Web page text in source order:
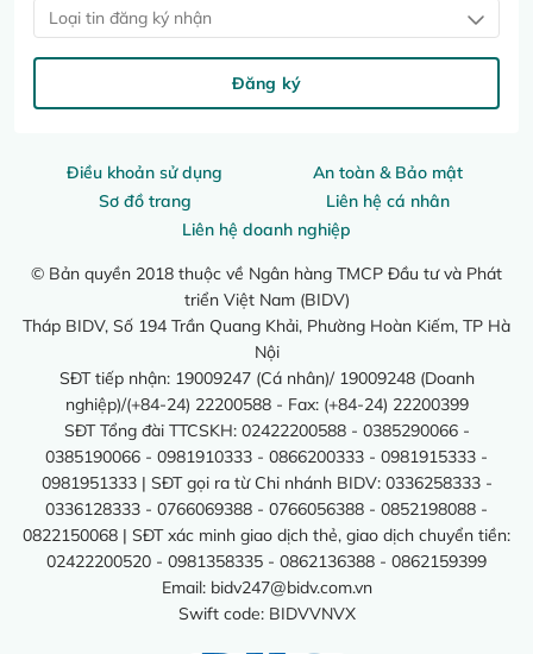
Điều khoản sử dụng
An toàn & Bảo mật
Sơ đồ trang
Liên hệ cá nhân
Liên hệ doanh nghiệp
© Bản quyền 2018 thuộc về Ngân hàng TMCP Đầu tư và Phát
triển Việt Nam (BIDV)
Tháp BIDV, Số 194 Trần Quang Khải, Phường Hoàn Kiếm, TP Hà
Nội
SĐT tiếp nhận: 19009247 (Cá nhân)/ 19009248 (Doanh
nghiệp)/(+84-24) 22200588 - Fax: (+84-24) 22200399
SĐT Tổng đài TTCSKH: 02422200588 - 0385290066 -
0385190066 - 0981910333 - 0866200333 - 0981915333 -
0981951333 | SĐT gọi ra từ Chi nhánh BIDV: 0336258333 -
0336128333 - 0766069388 - 0766056388 - 0852198088 -
0822150068 | SĐT xác minh giao dịch thẻ, giao dịch chuyển tiền:
02422200520 - 0981358335 - 0862136388 - 0862159399
Email: bidv247@bidv.com.vn
Swift code: BIDVVNVX
Loại tin đăng ký nhận
Đăng ký